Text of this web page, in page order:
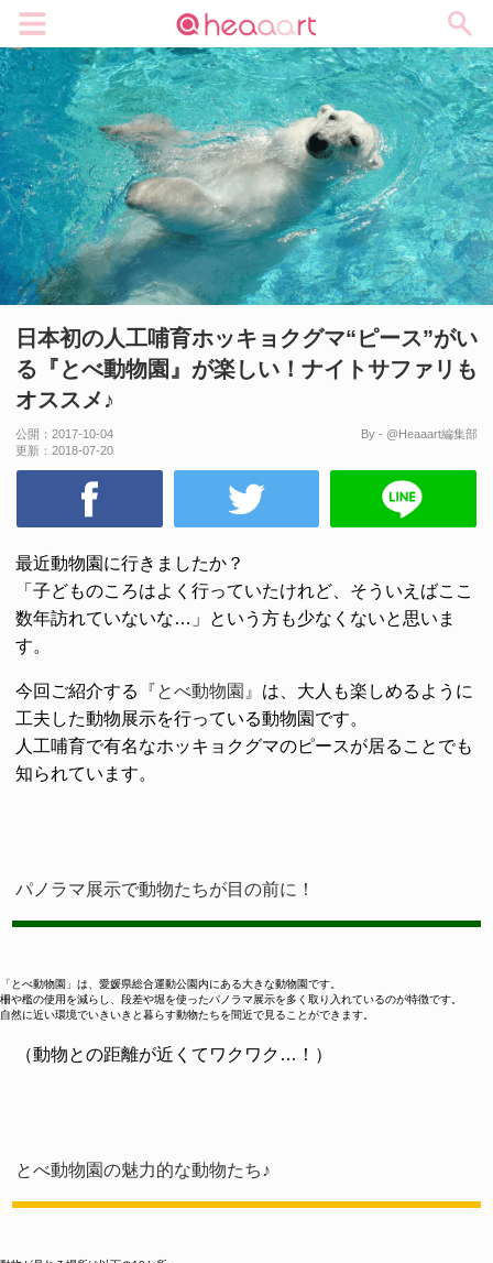
日本初の人工哺育ホッキョクグマ“ピース”がい
る『とべ動物園』が楽しい！ナイトサファリも
オススメ♪
公開： 2017-10-04
更新： 2018-07-20
By - @Heaaart編集部
最近動物園に行きましたか？
「子どものころはよく行っていたけれど、そういえばここ
数年訪れていないな…」という方も少なくないと思いま
す。
今回ご紹介する 『とべ動物園』 は、大人も楽しめるように
工夫した動物展示を行っている動物園です。
人工哺育で有名なホッキョクグマのピースが居ることでも
知られています。
パノラマ展示で動物たちが目の前に！
「とべ動物園」は、愛媛県総合運動公園内にある大きな動物園です。
柵や檻の使用を減らし、段差や堀を使ったパノラマ展示を多く取り入れているのが特徴です。
自然に近い環境でいきいきと暮らす動物たちを間近で見ることができます。
（動物との距離が近くてワクワク…！）
とべ動物園の魅力的な動物たち♪